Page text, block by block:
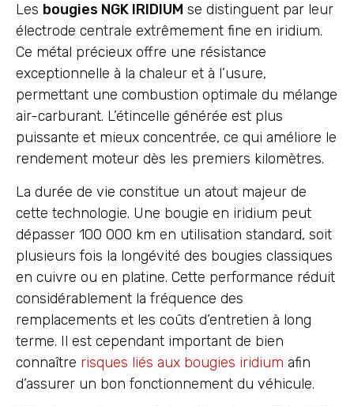
Les bougies NGK IRIDIUM se distinguent par leur
électrode centrale extrêmement fine en iridium.
Ce métal précieux offre une résistance
exceptionnelle à la chaleur et à l’usure,
permettant une combustion optimale du mélange
air-carburant. L’étincelle générée est plus
puissante et mieux concentrée, ce qui améliore le
rendement moteur dès les premiers kilomètres.
La durée de vie constitue un atout majeur de
cette technologie. Une bougie en iridium peut
dépasser 100 000 km en utilisation standard, soit
plusieurs fois la longévité des bougies classiques
en cuivre ou en platine. Cette performance réduit
considérablement la fréquence des
remplacements et les coûts d’entretien à long
terme. Il est cependant important de bien
connaître risques liés aux bougies iridium afin
d’assurer un bon fonctionnement du véhicule.